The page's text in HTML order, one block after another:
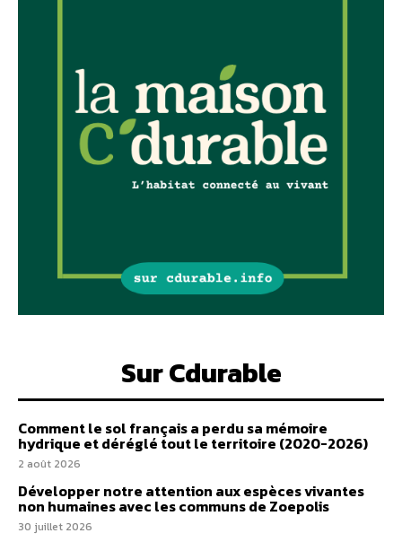
Sur Cdurable
Comment le sol français a perdu sa mémoire
hydrique et déréglé tout le territoire (2020-2026)
2 août 2026
Développer notre attention aux espèces vivantes
non humaines avec les communs de Zoepolis
30 juillet 2026